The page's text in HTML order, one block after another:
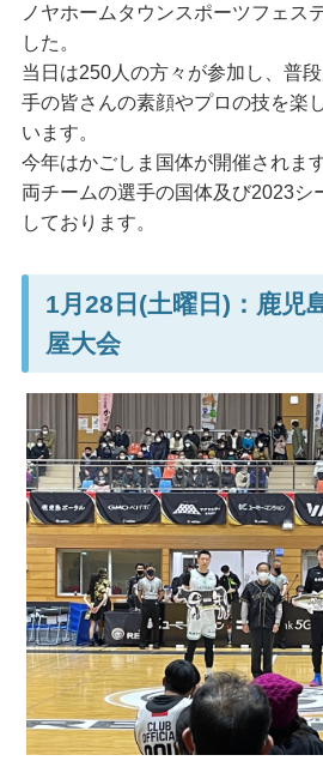
ノヤホームタウンスポーツフェス
した。
当日は250人の方々が参加し、普
手の皆さんの素顔やプロの技を楽
います。
今年はかごしま国体が開催されます
両チームの選手の国体及び2023シ
しております。
1月28日(土曜日)：鹿児
屋大会